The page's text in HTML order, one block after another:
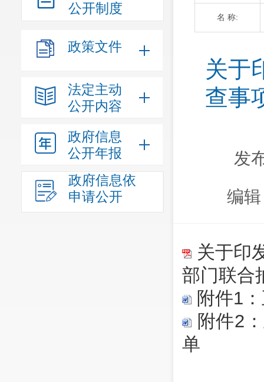
公开制度
政策文件
法定主动
公开内容
政府信息
公开年报
政府信息依
申请公开
名 称:
关于
查事
发
编
关于印
部门联合
附件1
附件2
单